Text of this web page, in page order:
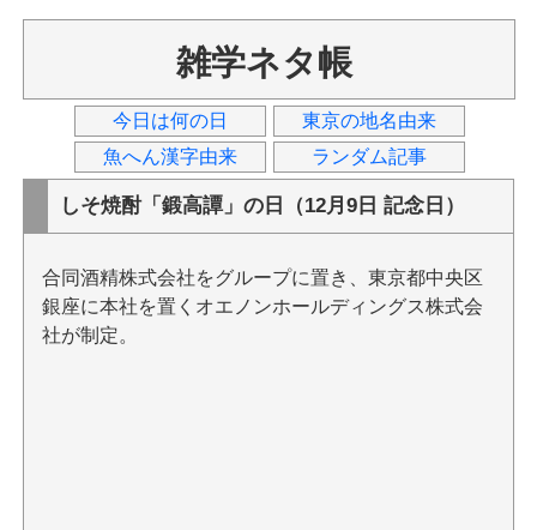
雑学ネタ帳
今日は何の日
東京の地名由来
魚へん漢字由来
ランダム記事
しそ焼酎「鍛高譚」の日（12月9日 記念日）
合同酒精株式会社をグループに置き、東京都中央区
銀座に本社を置くオエノンホールディングス株式会
社が制定。